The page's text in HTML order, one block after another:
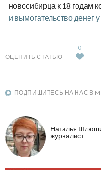
новосибирца к 18 годам
и вымогательство денег
ОЦЕНИТЬ СТАТЬЮ
0
ПОДПИШИТЕСЬ НА НАС В
Наталья
журналист